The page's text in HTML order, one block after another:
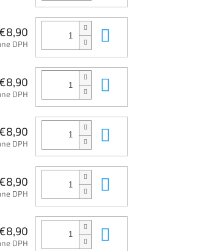
€8,90
DPH
€8,90
DPH
€8,90
DPH
€8,90
DPH
€8,90
DPH